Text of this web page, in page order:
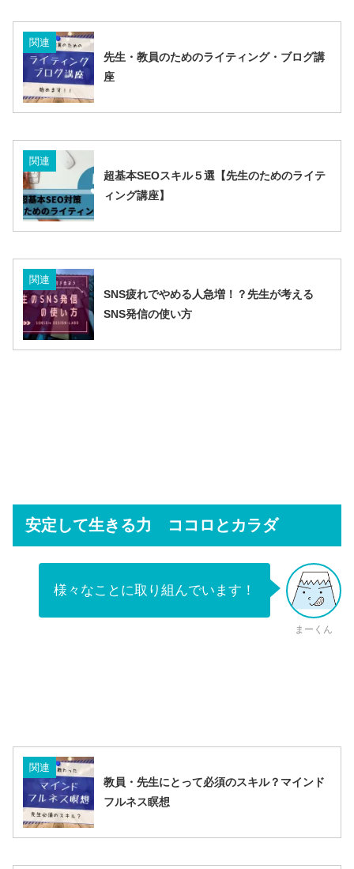
関連
先生・教員のためのライティング・ブログ講
座
関連
超基本SEOスキル５選【先生のためのライテ
ィング講座】
関連
SNS疲れでやめる人急増！？先生が考える
SNS発信の使い方
安定して生きる力 ココロとカラダ
様々なことに取り組んでいます！
まーくん
関連
教員・先生にとって必須のスキル？マインド
フルネス瞑想